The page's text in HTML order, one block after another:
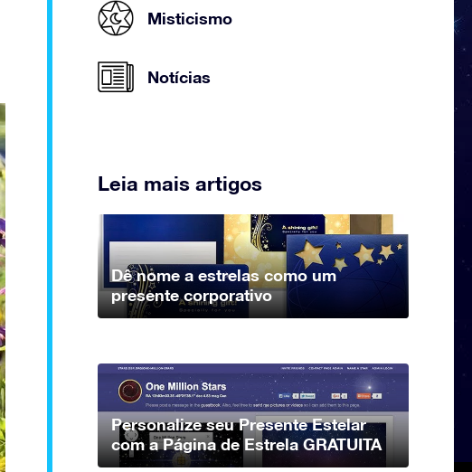
Misticismo
Notícias
Leia mais artigos
Dê nome a estrelas como um
presente corporativo
Personalize seu Presente Estelar
com a Página de Estrela GRATUITA